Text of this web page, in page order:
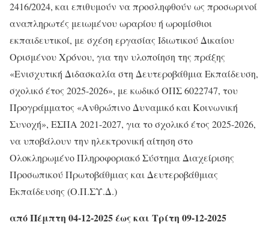
2416/2024, και επιθυμούν να προσληφθούν ως προσωρινοί
αναπληρωτές μειωμένου ωραρίου ή ωρομίσθιοι
εκπαιδευτικοί, με σχέση εργασίας Ιδιωτικού Δικαίου
Ορισμένου Χρόνου, για την υλοποίηση της πράξης
«Ενισχυτική Διδασκαλία στη Δευτεροβάθμια Εκπαίδευση,
σχολικό έτος 2025-2026», με κωδικό ΟΠΣ 6022747, του
Προγράμματος «Ανθρώπινο Δυναμικό και Κοινωνική
Συνοχή», ΕΣΠΑ 2021-2027, για το σχολικό έτος 2025-2026,
να υποβάλουν την ηλεκτρονική αίτηση στο
Ολοκληρωμένο Πληροφοριακό Σύστημα Διαχείρισης
Προσωπικού Πρωτοβάθμιας και Δευτεροβάθμιας
Εκπαίδευσης (Ο.Π.ΣΥ.Δ.)
από Πέμπτη 04-12-2025 έως και Τρίτη 09-12-2025